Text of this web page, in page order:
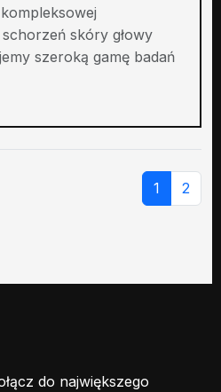
skóry głowy
szeroką gamę badań
1 2
do największego